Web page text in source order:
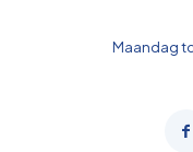
Maandag